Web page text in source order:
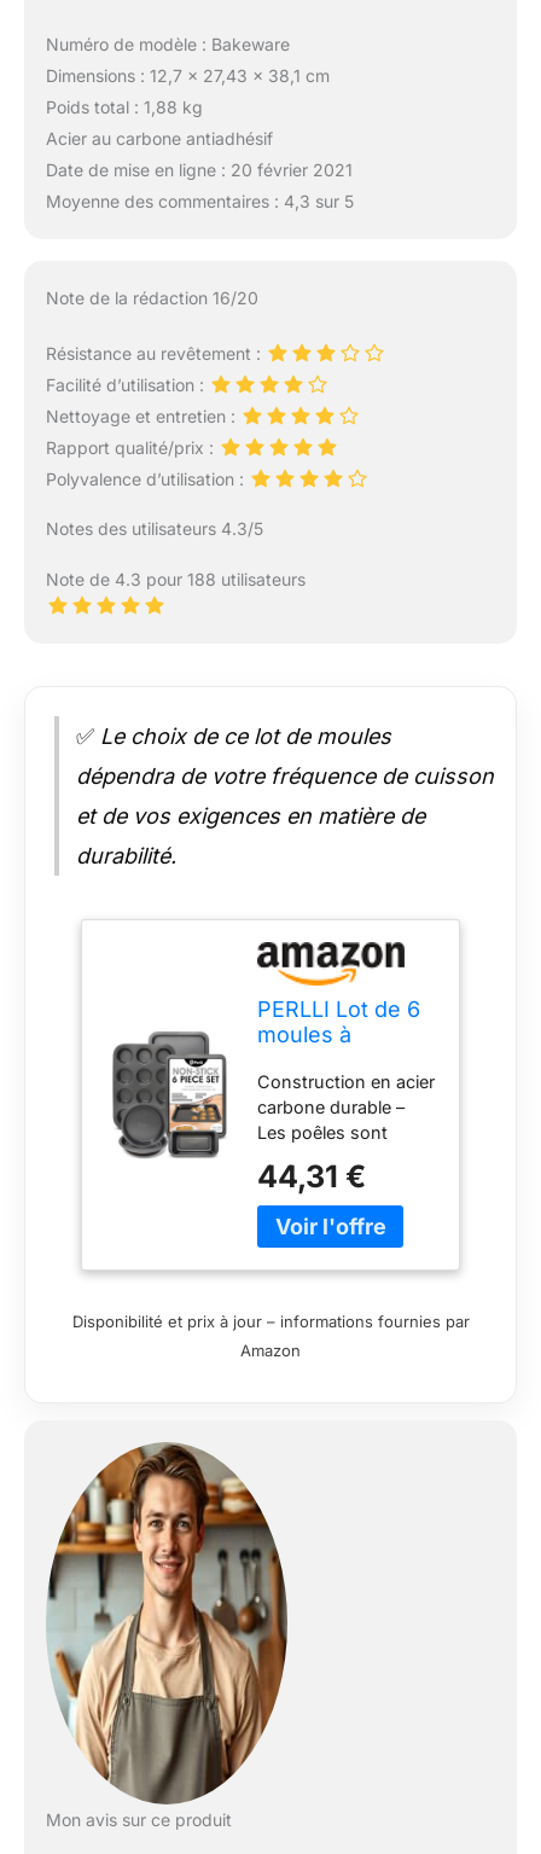
Numéro de modèle : Bakeware
Dimensions : 12,7 x 27,43 x 38,1 cm
Poids total : 1,88 kg
Acier au carbone antiadhésif
Date de mise en ligne : 20 février 2021
Moyenne des commentaires : 4,3 sur 5
Note de la rédaction 16/20
Résistance au revêtement :
Facilité d’utilisation :
Nettoyage et entretien :
Rapport qualité/prix :
Polyvalence d’utilisation :
Notes des utilisateurs 4.3/5
Note de 4.3 pour 188 utilisateurs
✅ Le choix de ce lot de moules
dépendra de votre fréquence de cuisson
et de vos exigences en matière de
durabilité.
PERLLI Lot de 6
moules à
antiadhésifs en
acier au carbone
avec plaque à
biscuits, moules
à gâteau, moules
à muffins et
cupcake, plat à
rôtir 22,9 x 33
Construction en acier
carbone durable –
Les poêles sont
au carbone durable
conçu pour durer. Ils
sont adaptés pour
fours grille-pain. Lot
de 6 ustensiles de
premier appartement.
L'ensemble
comprend tout le
nécessaire pour cuire
de délicieux repas et
friandises.
Revêtement anti-
adhésif : l'intérieur de
chaque poêle
dispose de couches
44,31 €
Disponibilité et prix à jour – informations fournies par
Amazon
Mon avis sur ce produit